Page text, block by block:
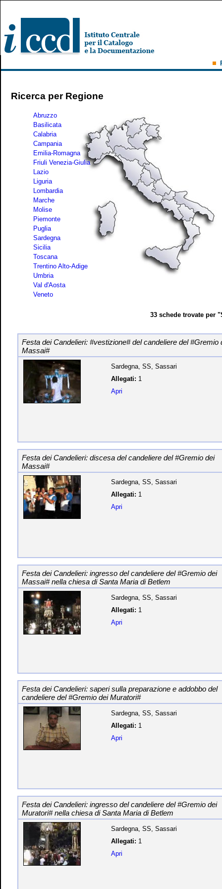
Ricerca per Regione
Abruzzo
Basilicata
Calabria
Campania
Emilia-Romagna
Friuli Venezia-Giulia
Lazio
Liguria
Lombardia
Marche
Molise
Piemonte
Puglia
Sardegna
Sicilia
Toscana
Trentino Alto-Adige
Umbria
Val d'Aosta
Veneto
33 schede trovate per
Festa dei Candelieri: #vestizione# del candeliere del #Gremio
Massai#
Sardegna, SS, Sassari
Allegati: 1
Apri
Festa dei Candelieri: discesa del candeliere del #Gremio dei
Massai#
Sardegna, SS, Sassari
Allegati: 1
Apri
Festa dei Candelieri: ingresso del candeliere del #Gremio dei
Massai# nella chiesa di Santa Maria di Betlem
Sardegna, SS, Sassari
Allegati: 1
Apri
Festa dei Candelieri: saperi sulla preparazione e addobbo del
candeliere del #Gremio dei Muratori#
Sardegna, SS, Sassari
Allegati: 1
Apri
Festa dei Candelieri: ingresso del candeliere del #Gremio dei
Muratori# nella chiesa di Santa Maria di Betlem
Sardegna, SS, Sassari
Allegati: 1
Apri